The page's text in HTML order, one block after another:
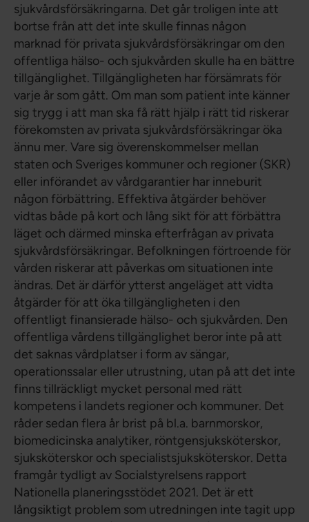
sjukvårdsförsäkringarna. Det går troligen inte att
bortse från att det inte skulle finnas någon
marknad för privata sjukvårdsförsäkringar om den
offentliga hälso- och sjukvården skulle ha en bättre
tillgänglighet. Tillgängligheten har försämrats för
varje år som gått. Om man som patient inte känner
sig trygg i att man ska få rätt hjälp i rätt tid riskerar
förekomsten av privata sjukvårdsförsäkringar öka
ännu mer. Vare sig överenskommelser mellan
staten och Sveriges kommuner och regioner (SKR)
eller införandet av vårdgarantier har inneburit
någon förbättring. Effektiva åtgärder behöver
vidtas både på kort och lång sikt för att förbättra
läget och därmed minska efterfrågan av privata
sjukvårdsförsäkringar. Befolkningen förtroende för
vården riskerar att påverkas om situationen inte
ändras. Det är därför ytterst angeläget att vidta
åtgärder för att öka tillgängligheten i den
offentligt finansierade hälso- och sjukvården. Den
offentliga vårdens tillgänglighet beror inte på att
det saknas vårdplatser i form av sängar,
operationssalar eller utrustning, utan på att det inte
finns tillräckligt mycket personal med rätt
kompetens i landets regioner och kommuner. Det
råder sedan flera år brist på bl.a. barnmorskor,
biomedicinska analytiker, röntgensjuksköterskor,
sjuksköterskor och specialistsjuksköterskor. Detta
framgår tydligt av Socialstyrelsens rapport
Nationella planeringsstödet 2021. Det är ett
långsiktigt problem som utredningen inte tagit upp